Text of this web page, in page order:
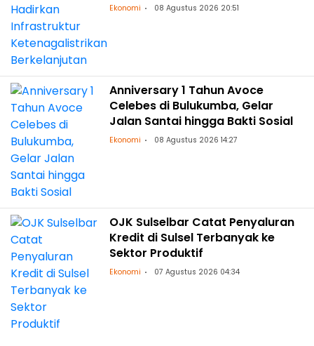
Ekonomi 08 Agustus 2026 20:51
Anniversary 1 Tahun Avoce
Celebes di Bulukumba, Gelar
Jalan Santai hingga Bakti Sosial
Ekonomi 08 Agustus 2026 14:27
OJK Sulselbar Catat Penyaluran
Kredit di Sulsel Terbanyak ke
Sektor Produktif
Ekonomi 07 Agustus 2026 04:34